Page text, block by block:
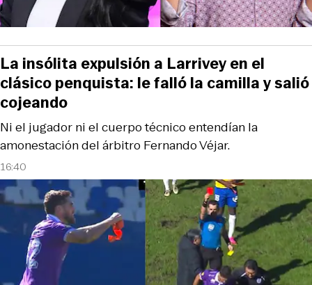
16:40
Ni el jugador ni el cuerpo técnico entendían la
amonestación del árbitro Fernando Véjar.
La insólita expulsión a Larrivey en el
clásico penquista: le falló la camilla y salió
cojeando